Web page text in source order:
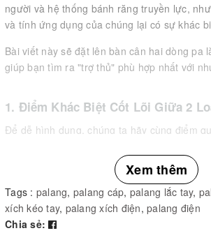
người và hệ thống bánh răng truyền lực,
và tính ứng dụng của chúng lại có sự khác
Bài viết này sẽ đặt lên bàn cân hai dòng pa
giúp bạn tìm ra "trợ thủ" phù hợp nhất với
1. Điểm Khác Biệt Cốt Lõi Giữa 2
Để dễ hình dung, chúng ta hãy cùng điểm
Xem thêm
Tags : palang, palang cáp, palang lắc tay,
xích kéo tay, palang xích điện, palang điện
Chia sẻ: